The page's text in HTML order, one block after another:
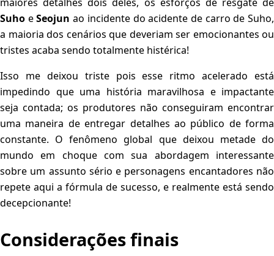
Suho eSeojun ao incidente do acidente de carro de Suho,
a maioria dos cenários que deveriam ser emocionantes ou
tristes acaba sendo totalmente histérica!
Isso me deixou triste pois esse ritmo acelerado está
impedindo que uma história maravilhosa e impactante
seja contada; os produtores não conseguiram encontrar
uma maneira de entregar detalhes ao público de forma
constante. O fenômeno global que deixou metade do
mundo em choque com sua abordagem interessante
sobre um assunto sério e personagens encantadores não
repete aqui a fórmula de sucesso, e realmente está sendo
decepcionante!
Considerações finais